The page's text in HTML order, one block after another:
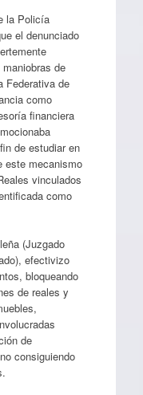
la Policía
el denunciado
de
Federativa de
como
financiera
de estudiar en
este mecanismo
vinculados
como
(Juzgado
efectivizo
bloqueando
de reales y
de
consiguiendo